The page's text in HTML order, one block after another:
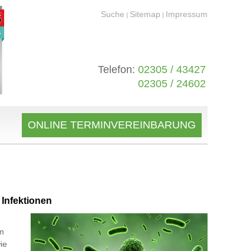
Suche | Sitemap | Impressum
Telefon: 02305 / 43427
02305 / 24602
ONLINE TERMINVEREINBARUNG